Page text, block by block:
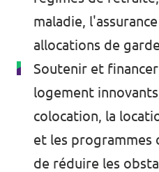
maladie,
allocations de
Soutenir et
logement
colocation, la
et les programmes
de réduire les